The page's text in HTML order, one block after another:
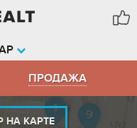
ПРОДАЖА
НА КАРТЕ